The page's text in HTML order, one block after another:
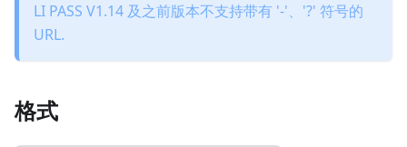
LI PASS V1.14 及之前版本不支持带有 '-'、'?' 符号的
URL.
格式